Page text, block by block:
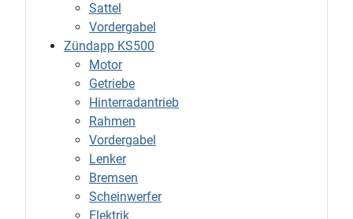
Sattel
Vordergabel
Zündapp KS500
Motor
Getriebe
Hinterradantrieb
Rahmen
Vordergabel
Lenker
Bremsen
Scheinwerfer
Elektrik